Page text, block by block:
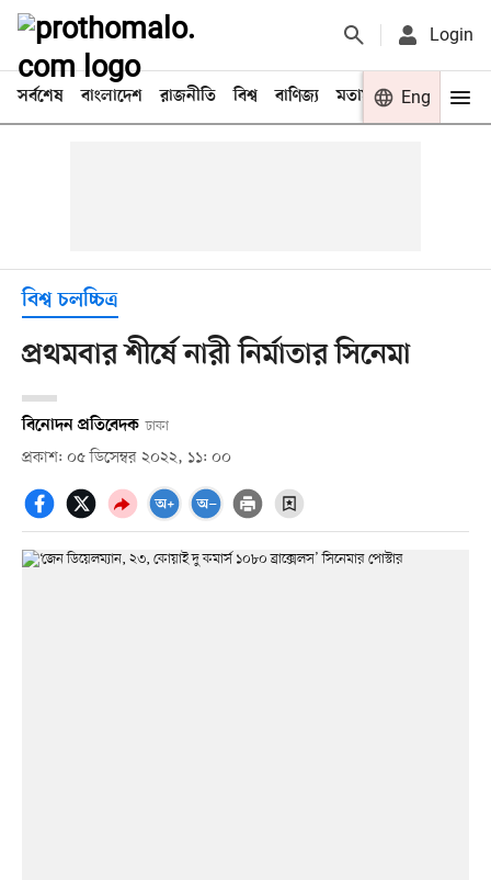
Login
সর্বশেষ বাংলাদেশ রাজনীতি বিশ্ব বাণিজ্য মতামত খেলা
Eng
বিশ্ব চলচ্চিত্র
প্রথমবার শীর্ষে নারী নির্মাতার সিনেমা
বিনোদন প্রতিবেদক ঢাকা
প্রকাশ: ০৫ ডিসেম্বর ২০২২, ১১: ০০